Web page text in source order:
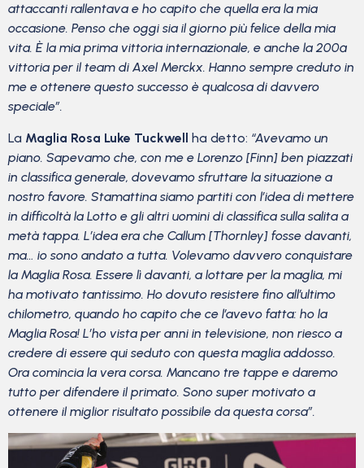
attaccanti rallentava e ho capito che quella era la mia
occasione. Penso che oggi sia il giorno più felice della mia
vita. È la mia prima vittoria internazionale, e anche la 200ª
vittoria per il team di Axel Merckx. Hanno sempre creduto in
me e ottenere questo successo è qualcosa di davvero
speciale”.
La Maglia Rosa Luke Tuckwell ha detto: “Avevamo un
piano. Sapevamo che, con me e Lorenzo [Finn] ben piazzati
in classifica generale, dovevamo sfruttare la situazione a
nostro favore. Stamattina siamo partiti con l’idea di mettere
in difficoltà la Lotto e gli altri uomini di classifica sulla salita a
metà tappa. L’idea era che Callum [Thornley] fosse davanti,
ma… io sono andato a tutta. Volevamo davvero conquistare
la Maglia Rosa. Essere lì davanti, a lottare per la maglia, mi
ha motivato tantissimo. Ho dovuto resistere fino all’ultimo
chilometro, quando ho capito che ce l’avevo fatta: ho la
Maglia Rosa! L’ho vista per anni in televisione, non riesco a
credere di essere qui seduto con questa maglia addosso.
Ora comincia la vera corsa. Mancano tre tappe e daremo
tutto per difendere il primato. Sono super motivato a
ottenere il miglior risultato possibile da questa corsa”.